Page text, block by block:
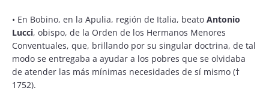
• En Bobino, en la Apulia, región de Italia, beato Antonio
Lucci, obispo, de la Orden de los Hermanos Menores
Conventuales, que, brillando por su singular doctrina, de tal
modo se entregaba a ayudar a los pobres que se olvidaba
de atender las más mínimas necesidades de sí mismo (†
1752).